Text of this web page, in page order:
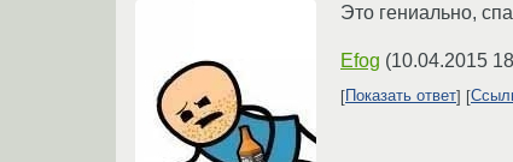
Это гениально,
Efog (10.04.2015
Показать ответ